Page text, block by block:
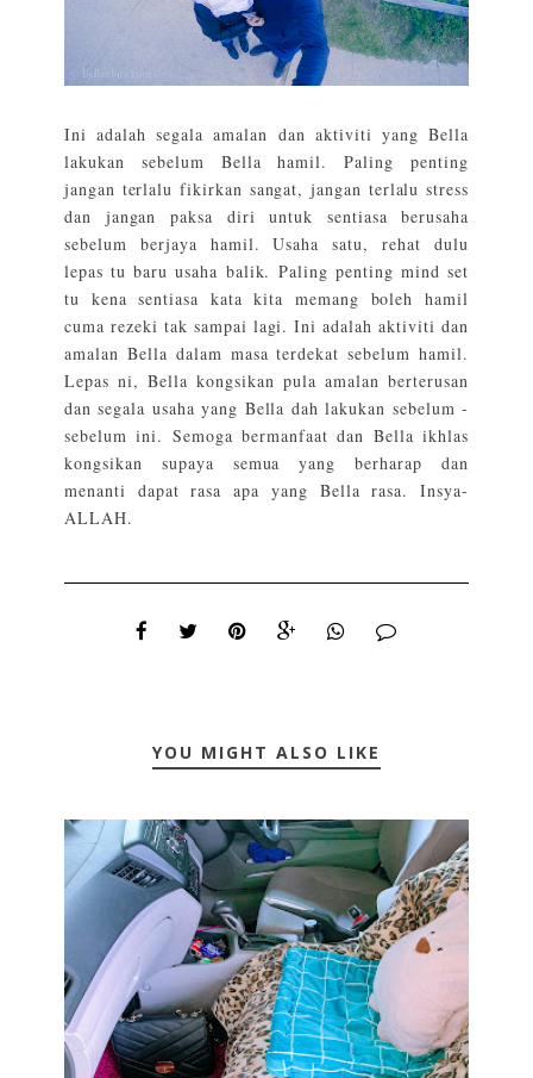
Ini adalah segala amalan dan aktiviti yang Bella
lakukan sebelum Bella hamil. Paling penting
jangan terlalu fikirkan sangat, jangan terlalu stress
dan jangan paksa diri untuk sentiasa berusaha
sebelum berjaya hamil. Usaha satu, rehat dulu
lepas tu baru usaha balik. Paling penting mind set
tu kena sentiasa kata kita memang boleh hamil
cuma rezeki tak sampai lagi. Ini adalah aktiviti dan
amalan Bella dalam masa terdekat sebelum hamil.
Lepas ni, Bella kongsikan pula amalan berterusan
dan segala usaha yang Bella dah lakukan sebelum -
sebelum ini. Semoga bermanfaat dan Bella ikhlas
kongsikan supaya semua yang berharap dan
menanti dapat rasa apa yang Bella rasa. Insya-
ALLAH.
YOU MIGHT ALSO LIKE